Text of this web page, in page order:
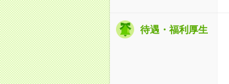
待遇・福利厚生